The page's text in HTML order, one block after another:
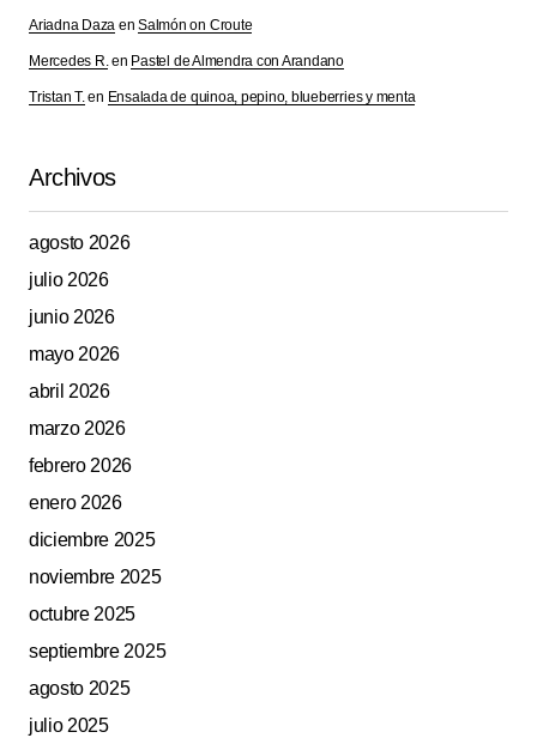
Ariadna Daza enSalmón on Croute
Mercedes R.en Pastel de Almendra con Arandano
Tristan T.en Ensalada de quinoa, pepino, blueberries y menta
Archivos
agosto 2026
julio 2026
junio 2026
mayo 2026
abril 2026
marzo 2026
febrero 2026
enero 2026
diciembre 2025
noviembre 2025
octubre 2025
septiembre 2025
agosto 2025
julio 2025